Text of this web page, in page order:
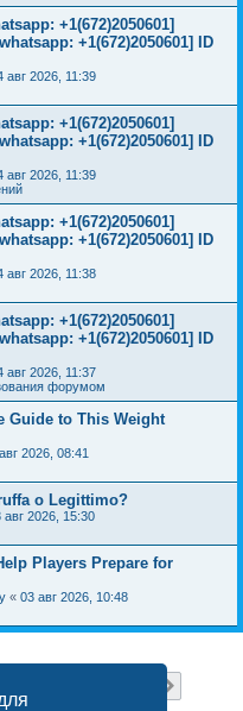
+1(672)2050601]
+1(672)2050601] ID
авг 2026, 11:39
+1(672)2050601]
+1(672)2050601] ID
авг 2026, 11:39
+1(672)2050601]
+1(672)2050601] ID
авг 2026, 11:38
+1(672)2050601]
+1(672)2050601] ID
авг 2026, 11:37
форумом
Guide to This Weight
2026, 08:41
o Legittimo?
авг 2026, 15:30
Players Prepare for
« 03 авг 2026, 10:48